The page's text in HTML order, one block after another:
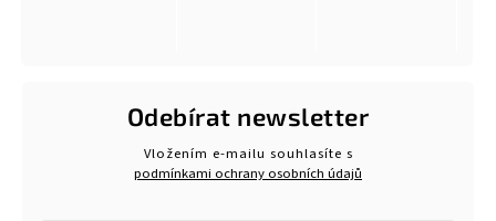
Odebírat newsletter
Vložením e-mailu souhlasíte s
podmínkami ochrany osobních údajů